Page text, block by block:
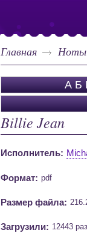
Главная Ноты
А Б
Billie Jean
Исполнитель:
Формат: pdf
Размер файла:
Загрузили: 12443